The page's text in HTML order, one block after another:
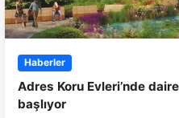
Haberler
Adres Koru Evleri’nde
başlıyor